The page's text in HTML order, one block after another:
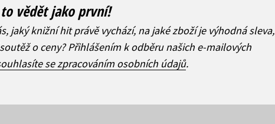
vědět jako první!
jaký knižní hit právě vychází, na jaké zboží je výhodná sleva,
o ceny? Přihlášením k odběru našich e-mailových
se zpracováním osobních údajů.